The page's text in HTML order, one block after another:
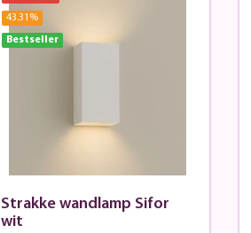
43.31 %
Bestseller
Strakke wandlamp Sifor
wit